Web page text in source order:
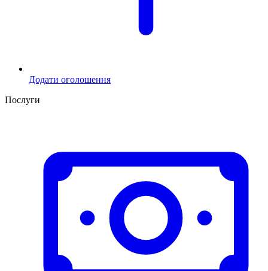
Додати оголошення
Послуги